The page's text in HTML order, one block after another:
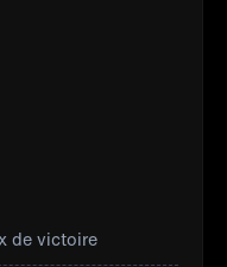
de victoire